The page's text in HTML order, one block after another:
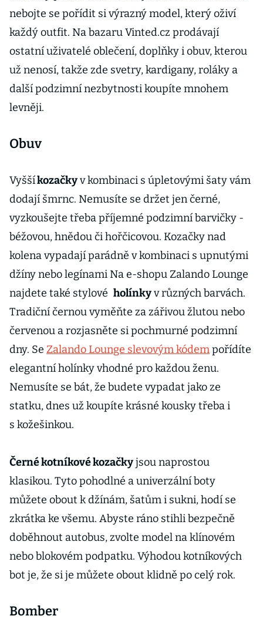
nebojte se pořídit si výrazný model, který oživí
každý outfit. Na bazaru Vinted.cz prodávají
ostatní uživatelé oblečení, doplňky i obuv, kterou
už nenosí, takže zde svetry, kardigany, roláky a
další podzimní nezbytnosti koupíte mnohem
levněji.
Obuv
Vyššíkozačkyv kombinaci s úpletovými šaty vám
dodají šmrnc. Nemusíte se držet jen černé,
vyzkoušejte třeba příjemné podzimní barvičky -
béžovou, hnědou či hořčicovou. Kozačky nad
kolena vypadají parádně v kombinaci s upnutými
džíny nebo legínami Na e-shopu Zalando Lounge
najdete také stylové holínkyv různých barvách.
Tradiční černou vyměňte za zářivou žlutou nebo
červenou a rozjasněte si pochmurné podzimní
dny. Se Zalando Lounge slevovým kódempořídíte
elegantní holínky vhodné pro každou ženu.
Nemusíte se bát, že budete vypadat jako ze
statku, dnes už koupíte krásné kousky třeba i
s kožešinkou.
Černé kotníkové kozačkyjsou naprostou
klasikou. Tyto pohodlné a univerzální boty
můžete obout k džínám, šatům i sukni, hodí se
zkrátka ke všemu. Abyste ráno stihli bezpečně
doběhnout autobus, zvolte model na klínovém
nebo blokovém podpatku. Výhodou kotníkových
bot je, že si je můžete obout klidně po celý rok.
Bomber